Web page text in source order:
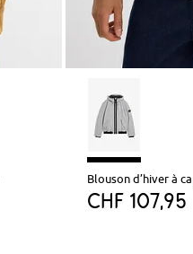
Blouson d’hiver à
CHF 107,95